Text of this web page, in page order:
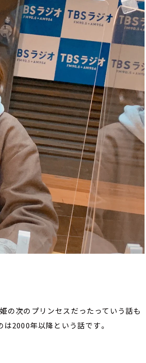
の次のプリンセスだったっていう話も
2000年以降という話です。